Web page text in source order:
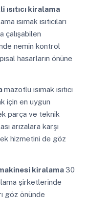
kiralama
ısımak ısıtıcıları
çalışabilen
nemin kontrol
hasarların önüne
mazotlu ısımak ısıtıcı
için en uygun
parça ve teknik
arızalara karşı
hizmetini de göz
kiralama30
şirketlerinde
göz önünde